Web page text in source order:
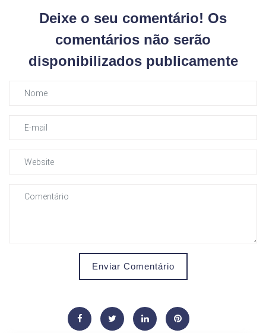
Deixe o seu comentário! Os
comentários não serão
disponibilizados publicamente
Enviar Comentário